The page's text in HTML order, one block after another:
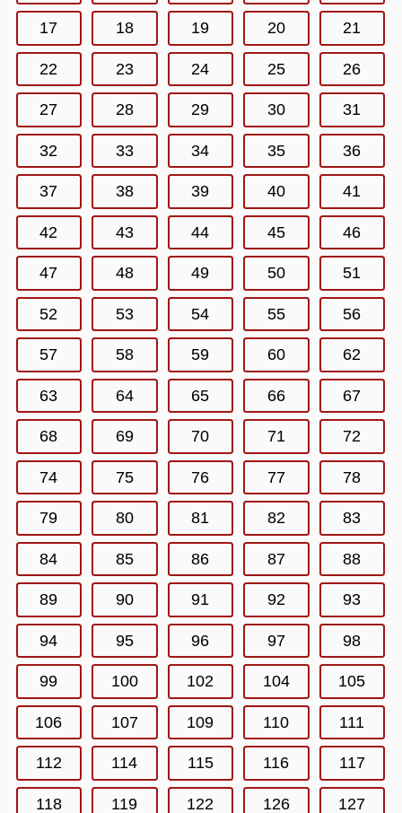
17 18 19 20 21
22 23 24 25 26
27 28 29 30 31
32 33 34 35 36
37 38 39 40 41
42 43 44 45 46
47 48 49 50 51
52 53 54 55 56
57 58 59 60 62
63 64 65 66 67
68 69 70 71 72
74 75 76 77 78
79 80 81 82 83
84 85 86 87 88
89 90 91 92 93
94 95 96 97 98
99 100 102 104 105
106 107 109 110 111
112 114 115 116 117
118 119 122 126 127